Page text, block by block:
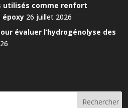
utilisés comme renfort
époxy 26 juillet 2026
évaluer l’hydrogénolyse des